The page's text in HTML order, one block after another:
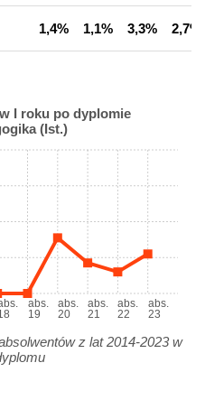
1,4% 1,1% 3,3% 2,7%
I roku po dyplomie
(Ist.)
abs.
19
abs.
20
abs.
21
abs.
22
abs.
23
z lat 2014-2023 w